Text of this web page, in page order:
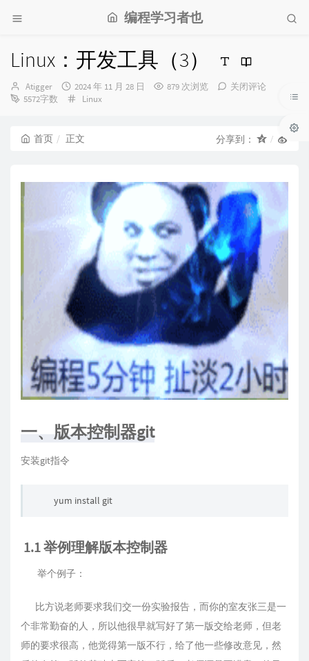
编程学习者也
Linux：开发工具（3）
博
主：
Atigger
发
布
2024 年 11 月 28 日 879 次浏览
关闭评论
5572字数
分
Linux
首页 正文 分享到：
一、版本控制器git
安装git指令
yum install git
1.1 举例理解版本控制器
举个例子：
比方说老师要求我们交一份实验报告，而你的室友张三是一
个非常勤奋的人，所以他很早就写好了第一版交给老师，但老
师的要求很高，他觉得第一版不行，给了他一些修改意见，然